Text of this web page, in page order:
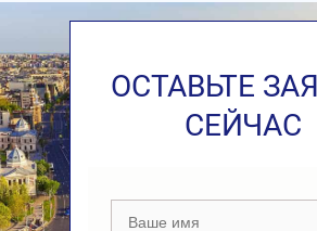
ОСТАВЬТЕ
СЕЙЧАС